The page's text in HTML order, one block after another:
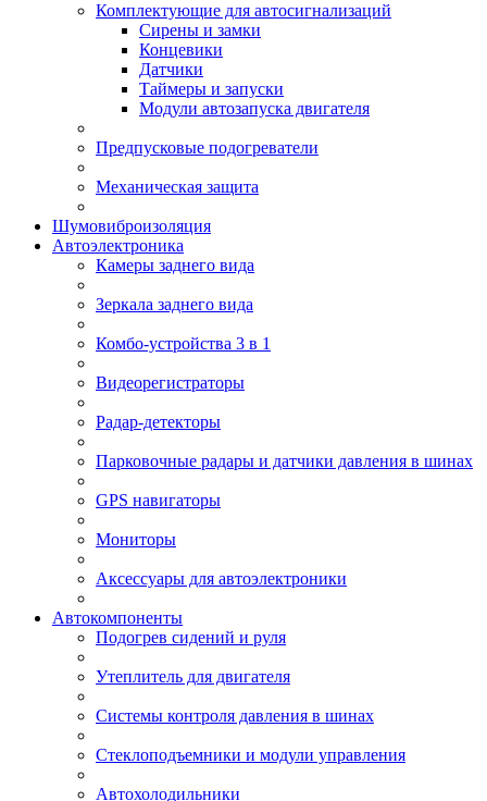
Комплектующие для автосигнализаций
Сирены и замки
Концевики
Датчики
Таймеры и запуски
Модули автозапуска двигателя
Предпусковые подогреватели
Механическая защита
Шумовиброизоляция
Автоэлектроника
Камеры заднего вида
Зеркала заднего вида
Комбо-устройства 3 в 1
Видеорегистраторы
Радар-детекторы
Парковочные радары и датчики давления в шинах
GPS навигаторы
Мониторы
Аксессуары для автоэлектроники
Автокомпоненты
Подогрев сидений и руля
Утеплитель для двигателя
Системы контроля давления в шинах
Стеклоподъемники и модули управления
Автохолодильники